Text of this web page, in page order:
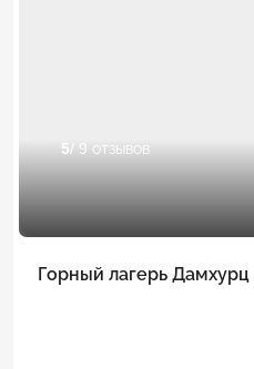
5/ 9 отзывов
Горный лагерь Дамхурц